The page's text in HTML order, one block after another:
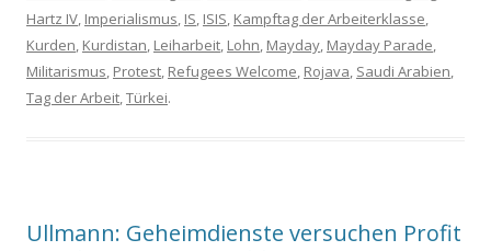
Hartz IV, Imperialismus, IS, ISIS, Kampftag der Arbeiterklasse,
Kurden, Kurdistan, Leiharbeit, Lohn, Mayday, Mayday Parade,
Militarismus, Protest, Refugees Welcome, Rojava, Saudi Arabien,
Tag der Arbeit,Türkei.
Ullmann: Geheimdienste versuchen Profit